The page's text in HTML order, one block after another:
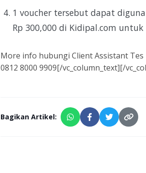
1 voucher tersebut dapat
Rp 300,000 di Kidipal.com untuk
More info hubungi Client Assistant Tes
0812 8000 9909[/vc_column_text][/
Bagikan Artikel: